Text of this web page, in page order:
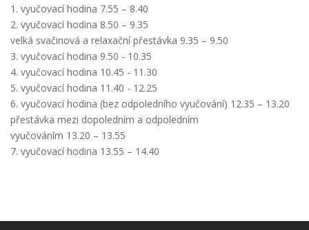
1. vyučovací hodina 7.55 – 8.40
2. vyučovací hodina 8.50 – 9.35
velká svačinová a relaxační přestávka 9.35 – 9.50
3. vyučovací hodina 9.50 - 10.35
4. vyučovací hodina 10.45 - 11.30
5. vyučovací hodina 11.40 - 12.25
6. vyučovací hodina (bez odpoledního vyučování) 12.35 – 13.20
přestávka mezi dopoledním a odpoledním
vyučováním 13.20 – 13.55
7. vyučovací hodina 13.55 – 14.40